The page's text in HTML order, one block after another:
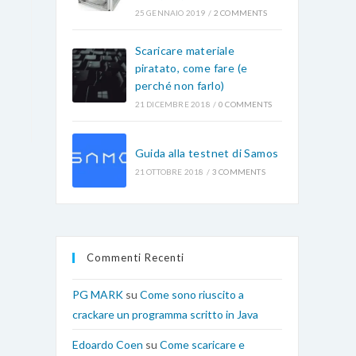
25 GENNAIO 2019 / 2 COMMENTS
Scaricare materiale
piratato, come fare (e
perché non farlo)
21 DICEMBRE 2018 / 0 COMMENTS
Guida alla testnet di Samos
21 OTTOBRE 2018 / 3 COMMENTS
Commenti Recenti
PG MARK su Come sono riuscito a
crackare un programma scritto in Java
Edoardo Coen su Come scaricare e